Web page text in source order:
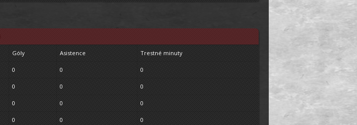
Góly Asistence Trestné minuty
0 0 0
0 0 0
0 0 0
0 0 0